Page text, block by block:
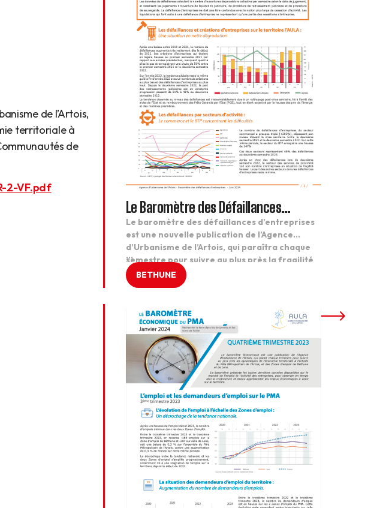
de l’Artois,
territoriale à
de
2-VF.pdf
Le Baromètre des Défaillances
d’Entreprises
Le baromètre des défaillances d’entreprises
est une nouvelle publication de l’Agence
d’Urbanisme de l’Artois, qui paraîtra chaque
semestre pour suivre au plus près la fragilité
des entreprises du Pôle Métropolitain de
l’Artois et du Pôle d’Equilibre Territorial et
baromètres économiques, le baromètre des
défaillances se concentrera sur des […]
...
BETHUNE